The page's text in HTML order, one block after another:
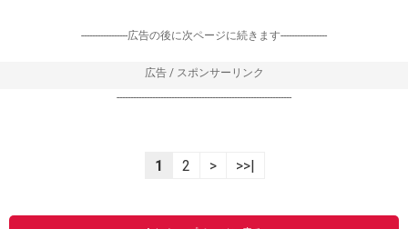
-----------------広告の後に次ページに続きます-----------------
広告 / スポンサーリンク
----------------------------------------------------------------
1 2 > >>|